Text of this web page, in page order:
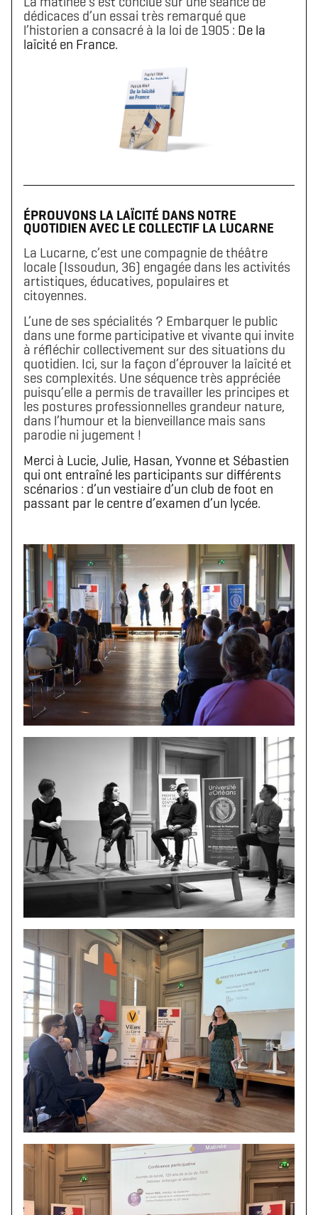
Télécharger le logo
(format .svg)
Télécharger le dossier d'identité complet
(format .zip)
dédicaces d’un essai très remarqué que
l’historien a consacré à la loi de 1905 : De la
laïcité en France.
ÉPROUVONS LA LAÏCITÉ DANS NOTRE
QUOTIDIEN AVEC LE COLLECTIF LA LUCARNE
La Lucarne, c’est une compagnie de théâtre
locale (Issoudun, 36) engagée dans les activités
artistiques, éducatives, populaires et
citoyennes.
L’une de ses spécialités ? Embarquer le public
dans une forme participative et vivante qui invite
à réfléchir collectivement sur des situations du
quotidien. Ici, sur la façon d’éprouver la laïcité et
ses complexités. Une séquence très appréciée
puisqu’elle a permis de travailler les principes et
les postures professionnelles grandeur nature,
dans l’humour et la bienveillance mais sans
parodie ni jugement !
Merci à Lucie, Julie, Hasan, Yvonne et Sébastien
qui ont entraîné les participants sur différents
scénarios : d’un vestiaire d’un club de foot en
passant par le centre d’examen d’un lycée.